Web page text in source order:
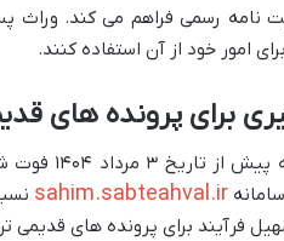
نامه رسمی فراهم می کند. وراث
امور خود از آن استفاده کنند.
با وجود راه
sahim.sabteahval.ir
فرآیند برای پرونده های قدیمی